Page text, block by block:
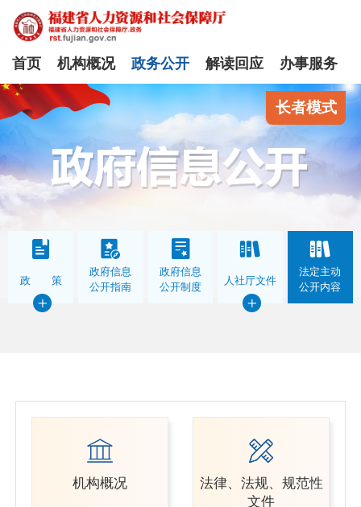
首页 机构概况 政务公开 解读回应 办事服务
长者模式
政 策
政府信息
公开指南
政府信息
公开制度
人社厅文件
法定主动
公开内容
机构概况
法律、法规、规范性
文件